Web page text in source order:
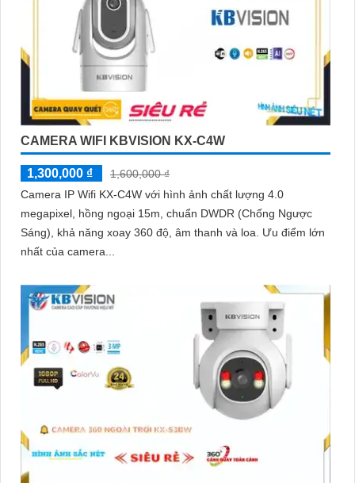
CAMERA WIFI KBVISION KX-C4W
1,300,000 ₫
1,600,000 ₫
Camera IP Wifi KX-C4W với hình ảnh chất lượng 4.0
megapixel, hồng ngoại 15m, chuẩn DWDR (Chống Ngược
Sáng), khả năng xoay 360 độ, âm thanh và loa. Ưu điểm lớn
nhất của camera...